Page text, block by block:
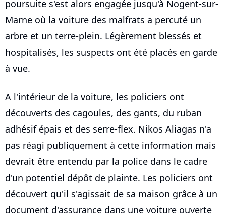
poursuite s'est alors engagée jusqu'à Nogent-sur-
Marne où la voiture des malfrats a percuté un
arbre et un terre-plein. Légèrement blessés et
hospitalisés, les suspects ont été placés en garde
à vue.
A l'intérieur de la voiture, les policiers ont
découverts des cagoules, des gants, du ruban
adhésif épais et des serre-flex. Nikos Aliagas n'a
pas réagi publiquement à cette information mais
devrait être entendu par la police dans le cadre
d'un potentiel dépôt de plainte. Les policiers ont
découvert qu'il s'agissait de sa maison grâce à un
document d'assurance dans une voiture ouverte